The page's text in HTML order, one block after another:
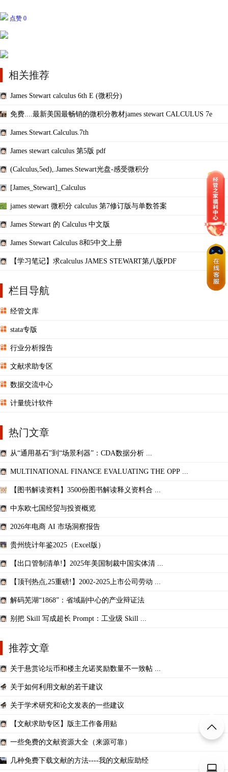
点赞 0
相关推荐
James Stewart calculus 6th E (微积分)
免费....最新美国最畅销的微积分教材james stewart CALCULUS 7e
James.Stewart.Calculus.7th
James stewart calculus 第5版 pdf
(Calculus,5ed),.James.Stewart光盘-感受微积分
[James_Stewart]_Calculus
james stewart 微积分 calculus 第7修订版与单数答案
James Stewart 的 Calculus 中文版
James Stewart Calculus 8和5中文上册
【学习笔记】求calculus JAMES STEWART第八版PDF
栏目导航
经管文库
stata专版
行业分析报告
文献求助专区
数据交流中心
计量统计软件
热门文章
从“通用基石”到“场景利器”：CDA数据分析 ...
MULTINATIONAL FINANCE EVALUATING THE OPP ...
【图书解读资料】3500份图书解读释义资料合 ...
中东欧七国经贸与投资概览
2026年电商 AI 市场洞察报告
贵州统计年鉴2025（Excel版）
【出口管制清单!】2025年美国制裁中国实体清 ...
【顶刊热点,25重磅!】2002-2025上市公司劳动 ...
解码芜湖“1868”：省域副中心的产业辩证法
别把 Skill 写成超长 Prompt：工业级 Skill ...
推荐文章
关于悬赏论坛币和楼主允诺奖励数量不一致帖 ...
关于如何利用文献的若干建议
关于学术研究和论文发表的一些建议
【文献求助专区】版主工作备用贴
一些免费的文献资源大全（来源可靠）
几种免费下载文献的方法----我的文献应助经